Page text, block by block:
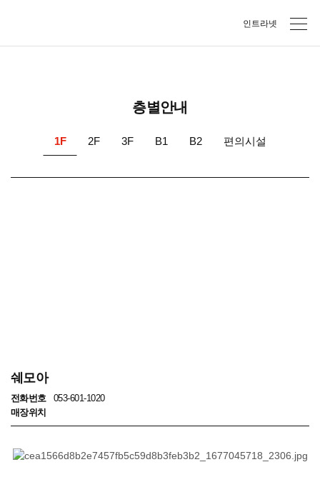
인트라넷
층별안내
1F 2F 3F B1 B2 편의시설
쉐모아
전화번호
053-601-1020
매장위치